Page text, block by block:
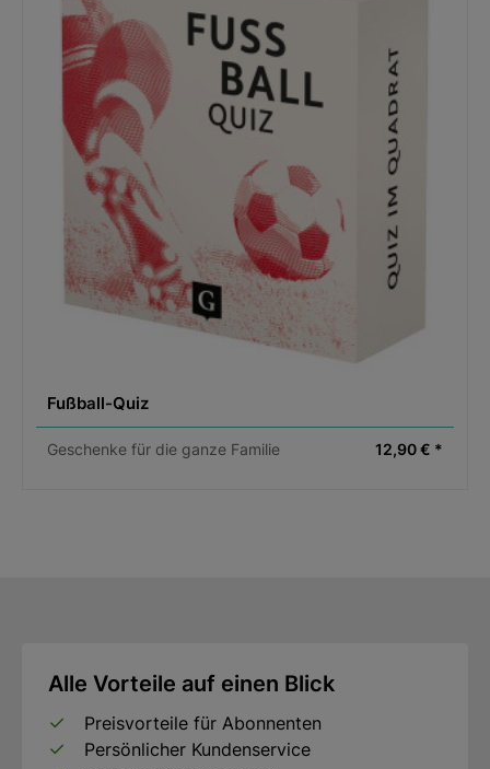
Fußball-Quiz
Geschenke für die ganze Familie 12,90 € *
Alle Vorteile auf einen Blick
Preisvorteile für Abonnenten
Persönlicher Kundenservice